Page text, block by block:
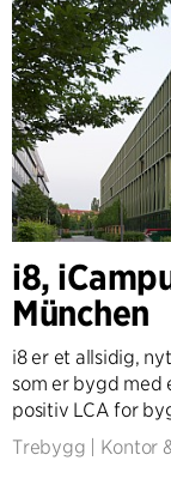
i8,
München
i8 er et allsidig,
som er bygd med
positiv LCA for
Trebygg
Kontor